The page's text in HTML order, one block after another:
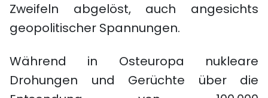
Zweifeln abgelöst, auch angesichts
geopolitischer Spannungen.
Während in Osteuropa nukleare
Drohungen und Gerüchte über die